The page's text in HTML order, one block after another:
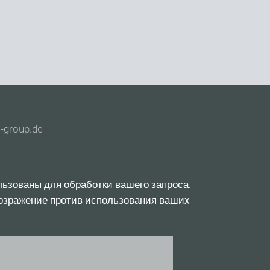
group.de
для обработки вашего запроса.
против использования ваших